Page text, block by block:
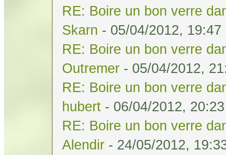
RE: Boire un bon verre
Skarn - 05/04/2012, 19:47
RE: Boire un bon verre
Outremer - 05/04/2012,
RE: Boire un bon verre
hubert - 06/04/2012, 20:23
RE: Boire un bon verre
Alendir - 24/05/2012,